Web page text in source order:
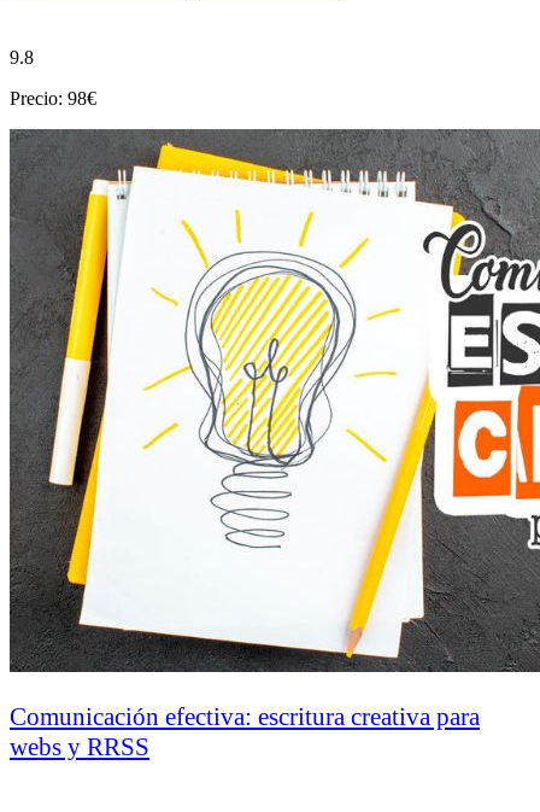
9.8
Precio: 98€
Comunicación efectiva: escritura creativa para
webs y RRSS